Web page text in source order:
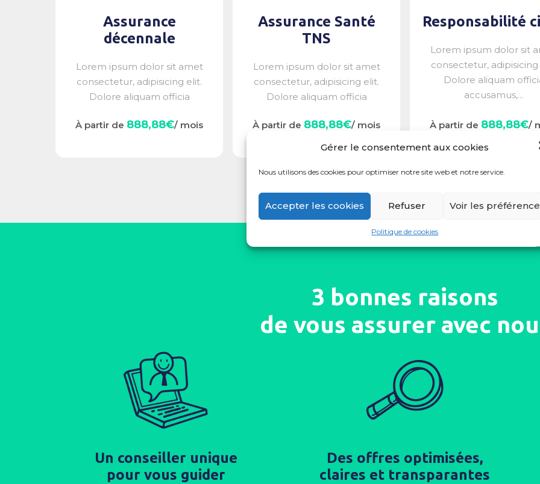
Gérer le consentement aux cookies
Nous utilisons des cookies pour optimiser notre site web et notre service.
Accepter les cookies Refuser Voir les
Politique de cookies
Assurance
décennale
Lorem ipsum dolor sit amet
consectetur, adipisicing elit.
Dolore aliquam officia
À partir de 888,88€/ mois
Assurance Santé
TNS
Lorem ipsum dolor sit amet
consectetur, adipisicing elit.
Dolore aliquam officia
À partir de 888,88€/ mois
Responsabilité
Lorem ipsum dolor sit
consectetur, adipisicing
Dolore aliquam
accusamus,...
À partir de 888,88€/
3 bonnes raisons
de vous assurer avec
Un conseiller unique
pour vous guider
Des offres optimisées,
claires et transparantes